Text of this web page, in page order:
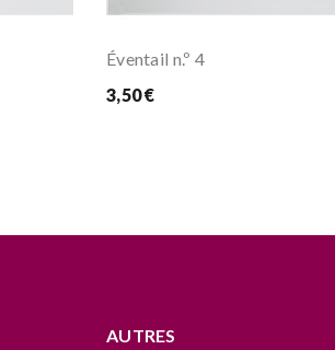
Éventail n.º 4
3,50 €
AUTRES